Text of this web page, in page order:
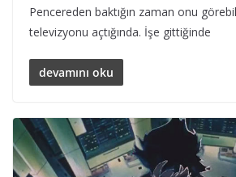
Pencereden baktığın zaman onu
televizyonu açtığında. İşe gittiğinde
devamını oku